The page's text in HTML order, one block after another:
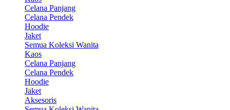
Celana Panjang
Celana Pendek
Hoodie
Jaket
Semua Koleksi Wanita
Kaos
Celana Panjang
Celana Pendek
Hoodie
Jaket
Aksesoris